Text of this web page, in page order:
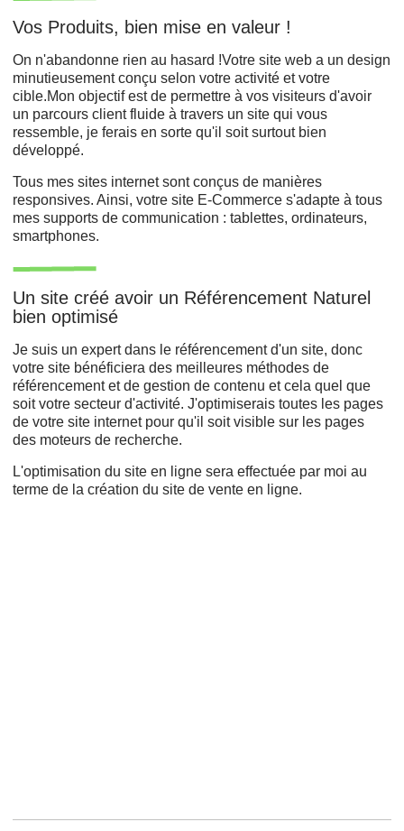
Vos Produits, bien mise en valeur !
On n'abandonne rien au hasard !Votre site web a un design
minutieusement conçu selon votre activité et votre
cible.Mon objectif est de permettre à vos visiteurs d'avoir
un parcours client fluide à travers un site qui vous
ressemble, je ferais en sorte qu'il soit surtout bien
développé.
Tous mes sites internet sont conçus de manières
responsives. Ainsi, votre site E-Commerce s'adapte à tous
mes supports de communication : tablettes, ordinateurs,
smartphones.
Un site créé avoir un Référencement Naturel
bien optimisé
Je suis un expert dans le référencement d'un site, donc
votre site bénéficiera des meilleures méthodes de
référencement et de gestion de contenu et cela quel que
soit votre secteur d'activité. J'optimiserais toutes les pages
de votre site internet pour qu'il soit visible sur les pages
des moteurs de recherche.
L'optimisation du site en ligne sera effectuée par moi au
terme de la création du site de vente en ligne.